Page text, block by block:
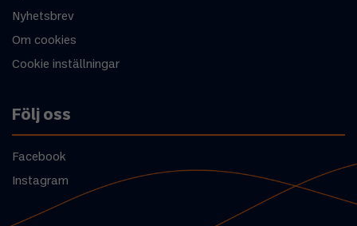
Nyhetsbrev
Om cookies
Cookie inställningar
Följ oss
Facebook
Instagram